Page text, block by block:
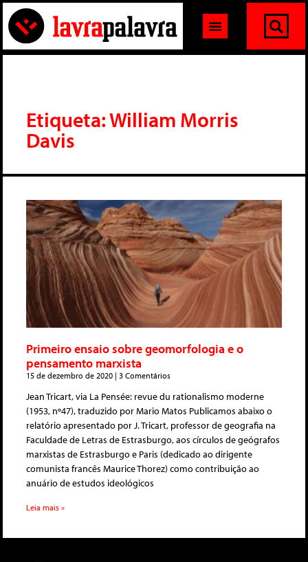
Etiqueta: William Morris
Davis
Primeiro ensaio sobre geomorfologia e o
pensamento marxista
15 de dezembro de 2020 3 Comentários
Jean Tricart, via La Pensée: revue du rationalismo moderne
(1953, nº47), traduzido por Mario Matos Publicamos abaixo o
relatório apresentado por J. Tricart, professor de geografia na
Faculdade de Letras de Estrasburgo, aos círculos de geógrafos
marxistas de Estrasburgo e Paris (dedicado ao dirigente
comunista francês Maurice Thorez) como contribuição ao
anuário de estudos ideológicos
Leia mais »